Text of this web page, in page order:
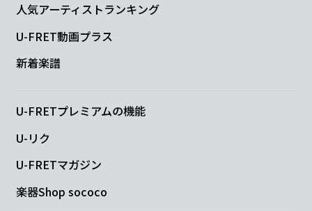
人気アーティストランキング
U-FRET動画プラス
新着楽譜
U-FRETプレミアムの機能
U-リク
U-FRETマガジン
楽器Shop sococo